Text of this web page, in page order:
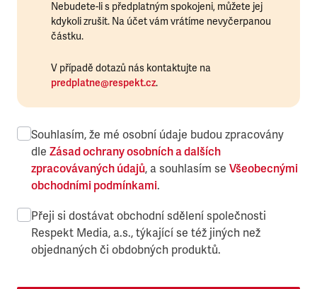
Nebudete-li s předplatným spokojeni, můžete jej
kdykoli zrušit. Na účet vám vrátíme nevyčerpanou
částku.
V případě dotazů nás kontaktujte na
predplatne@respekt.cz.
Souhlasím, že mé osobní údaje budou zpracovány
dle Zásad ochrany osobních a dalších
zpracovávaných údajů, a souhlasím se Všeobecnými
obchodními podmínkami.
Přeji si dostávat obchodní sdělení společnosti
Respekt Media, a.s., týkající se též jiných než
objednaných či obdobných produktů.